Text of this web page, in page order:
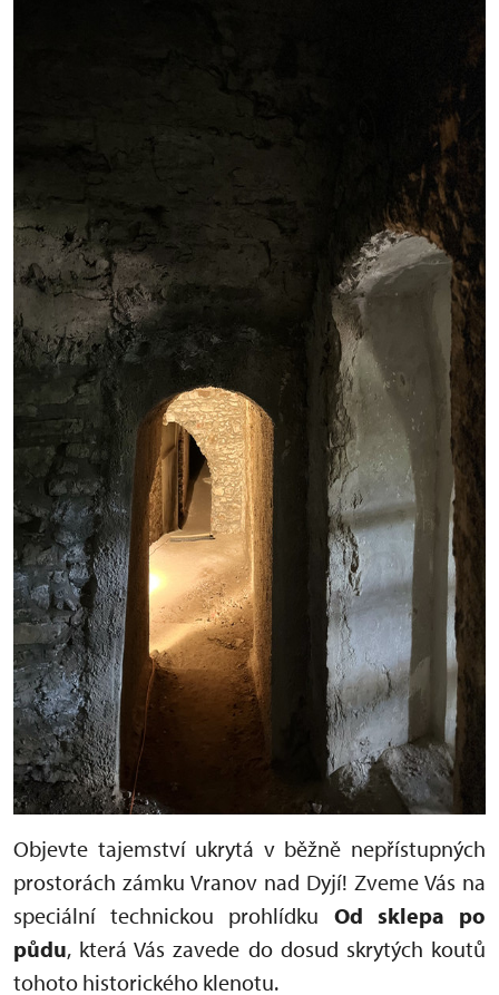
Objevte tajemství ukrytá v běžně nepřístupných
prostorách zámku Vranov nad Dyjí! Zveme Vás na
speciální technickou prohlídku Od sklepa po
půdu, která Vás zavede do dosud skrytých koutů
tohoto historického klenotu.